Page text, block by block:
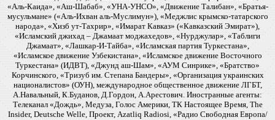
«Аль-Каида», «Аш-Шабаб», «УНА-УНСО», «Движение Талибан», «Братья-
мусульмане» («Аль-Ихван аль-Муслимун»), «Меджлис крымско-татарского
народа», «Хизб ут-Тахрир», «Имарат Кавказ» («Кавказский Эмират»),
«Исламский джихад – Джамаат моджахедов», «Нурджулар», «Таблиги
Джамаат», «Лашкар-И-Тайба», «Исламская партия Туркестана»,
«Исламское движение Узбекистана», «Исламское движение Восточного
Туркестана» (ИДВТ), «Джунд аш-Шам», «АУМ Синрике», «Братство»
Корчинского, «Тризуб им. Степана Бандеры», «Организация украинских
националистов» (ОУН), международное общественное движение ЛГБТ,
А.Навальный, К.Буданов, Д.Гордон, А.Арестович. Иностранные агенты:
Телеканал «Дождь», Медуза, Голос Америки, ТК Настоящее Время, The
Insider, Deutsche Welle, Проект, Azatliq Radiosi, «Радио Свободная Европа/